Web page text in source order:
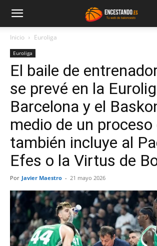
Inicio Euroliga
Euroliga
El baile de
se prevé en la
Barcelona y el
medio de un proceso
también incluye al
Efes o la Virtus de
Por Javier Maestro - 21 mayo 2026